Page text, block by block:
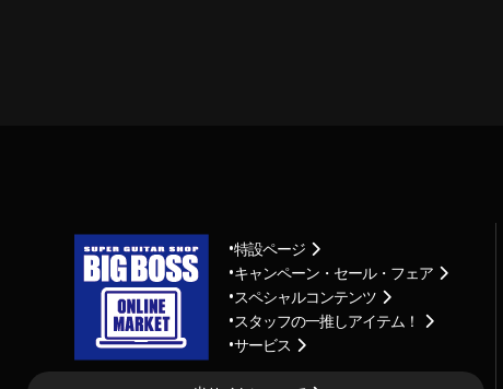
特設ページ
キャンペーン・セール・フェア
スペシャルコンテンツ
スタッフの一推しアイテム！
サービス